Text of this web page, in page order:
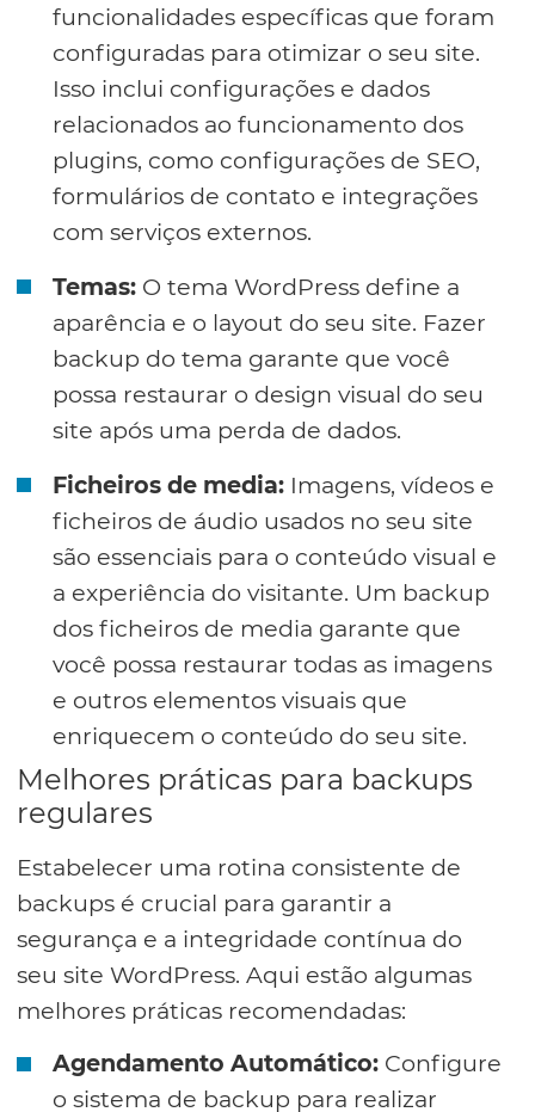
funcionalidades específicas que foram
configuradas para otimizar o seu site.
Isso inclui configurações e dados
relacionados ao funcionamento dos
plugins, como configurações de SEO,
formulários de contato e integrações
com serviços externos.
Temas: O tema WordPress define a
aparência e o layout do seu site. Fazer
backup do tema garante que você
possa restaurar o design visual do seu
site após uma perda de dados.
Ficheiros de media: Imagens, vídeos e
ficheiros de áudio usados no seu site
são essenciais para o conteúdo visual e
a experiência do visitante. Um backup
dos ficheiros de media garante que
você possa restaurar todas as imagens
e outros elementos visuais que
enriquecem o conteúdo do seu site.
Melhores práticas para backups
regulares
Estabelecer uma rotina consistente de
backups é crucial para garantir a
segurança e a integridade contínua do
seu site WordPress. Aqui estão algumas
melhores práticas recomendadas:
Agendamento Automático: Configure
o sistema de backup para realizar